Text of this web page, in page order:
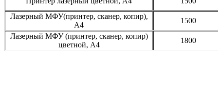
Лазерный МФУ(принтер, сканер, копир),
А4
1500
Лазерный МФУ (принтер, сканер, копир)
цветной, А4
1800